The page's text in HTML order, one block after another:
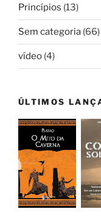
Princípios (13)
Sem categoria (66)
vídeo (4)
ÚLTIMOS